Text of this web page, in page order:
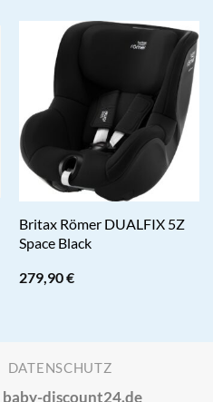
Britax Römer DUALFIX 5Z
Space Black
279,90€
DATENSCHUTZ
baby-discount24.de